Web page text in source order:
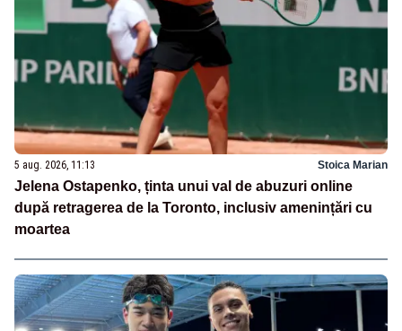
5 aug. 2026, 11:13 Stoica Marian
Jelena Ostapenko, ținta unui val de abuzuri online
după retragerea de la Toronto, inclusiv amenințări cu
moartea